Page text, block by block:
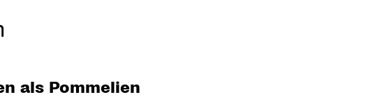
als Pommelien